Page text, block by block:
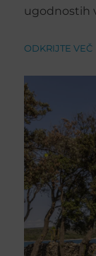
ugodnostih
ODKRIJTE VEČ